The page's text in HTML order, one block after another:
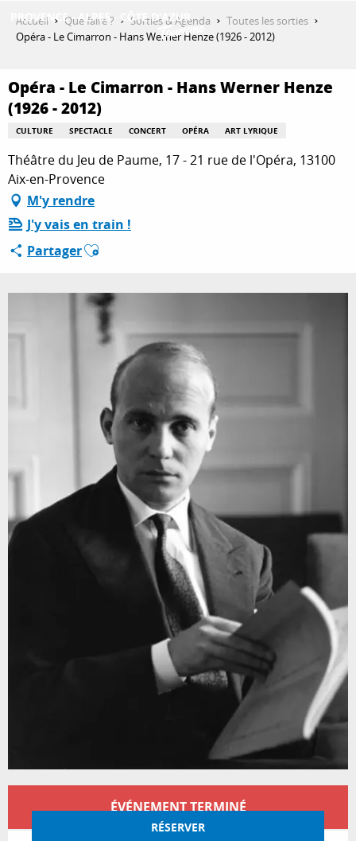
contenu
QUE FAIRE ?
SÉJOURNER
ESPACE PRO
Accueil Que faire ? Sorties & Agenda
Toutes les sorties
Opéra - Le Cimarron - Hans Werner Henze (1926 - 2012)
Opéra - Le Cimarron - Hans Werner Henze
(1926 - 2012)
CULTURE SPECTACLE CONCERT OPÉRA ART LYRIQUE
Théâtre du Jeu de Paume, 17 - 21 rue de l'Opéra, 13100
Aix-en-Provence
M'y rendre
J'y vais en train !
PartagerAjouter aux favoris
Ouverture et coordonnées
ÉVÉNEMENT TERMINÉ
RÉSERVER